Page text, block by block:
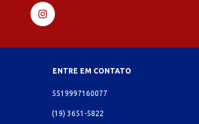
ENTRE EM CONTATO
5519997160077
(19) 3651-5822